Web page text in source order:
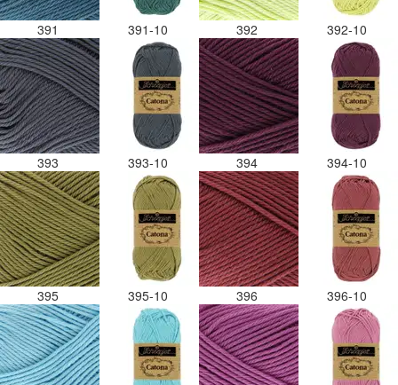
391 391-10 392 392-10
393 393-10 394 394-10
395 395-10 396 396-10